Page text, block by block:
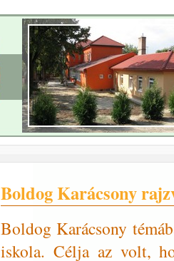
Boldog Karácsony
Boldog Karácsony
iskola. Célja az volt,